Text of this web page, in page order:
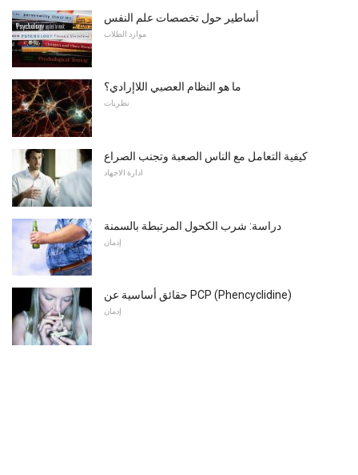
أساطير حول تخصصات علم النفس
موارد الطلاب
ما هو النظام العصبي اللاإرادي؟
نظريات
كيفية التعامل مع الناس الصعبة وتجنب الصراع
ادارة الاجهاد
دراسة: شرب الكحول المرتبطة بالسمنة
إدمان
حقائق أساسية عن PCP (Phencyclidine)
إدمان